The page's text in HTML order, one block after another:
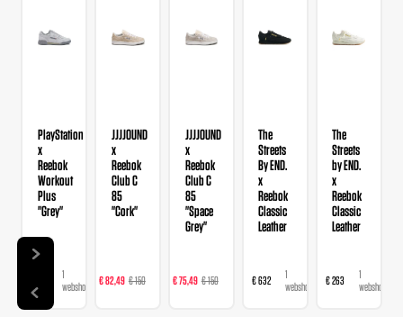
PlayStation
x
Reebok
Workout
Plus
"Grey"
1
webshop
JJJJOUND
x
Reebok
Club C
85
"Cork"
€ 82,49 € 150
webshop
JJJJOUND
x
Reebok
Club C
85
"Space
Grey"
€ 75,49 € 150
webshop
The
Streets
By END.
x
Reebok
Classic
Leather
€ 632
1
webshop
The
Streets
by END.
x
Reebok
Classic
Leather
€ 263
1
webshop